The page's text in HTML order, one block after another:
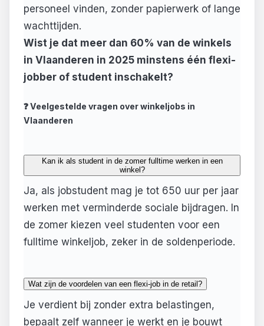
personeel vinden, zonder papierwerk of lange
wachttijden.
Wist je dat meer dan 60% van de winkels
in Vlaanderen in 2025 minstens één flexi-
jobber of student inschakelt?
❓ Veelgestelde vragen over winkeljobs in
Vlaanderen
Kan ik als student in de zomer fulltime werken in een
winkel?
Ja, als jobstudent mag je tot 650 uur per jaar
werken met verminderde sociale bijdragen. In
de zomer kiezen veel studenten voor een
fulltime winkeljob, zeker in de soldenperiode.
Wat zijn de voordelen van een flexi-job in de retail?
Je verdient bij zonder extra belastingen,
bepaalt zelf wanneer je werkt en je bouwt